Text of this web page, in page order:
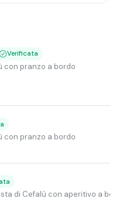
Verificata
con pranzo a bordo
con pranzo a bordo
di Cefalù con aperitivo a